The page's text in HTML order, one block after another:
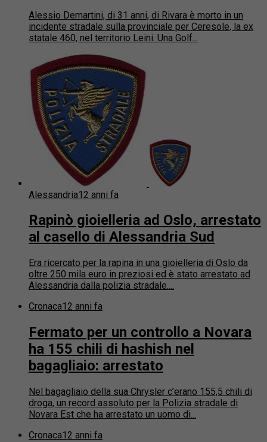
Alessio Demartini, di 31 anni, di Rivara è morto in un
incidente stradale sulla provinciale per Ceresole, la ex
statale 460, nel territorio Leini. Una Golf...
Alessandria12 anni fa
Rapinò gioielleria ad Oslo, arrestato
al casello di Alessandria Sud
Era ricercato per la rapina in una gioielleria di Oslo da
oltre 250 mila euro in preziosi ed è stato arrestato ad
Alessandria dalla polizia stradale....
Cronaca12 anni fa
Fermato per un controllo a Novara
ha 155 chili di hashish nel
bagagliaio: arrestato
Nel bagagliaio della sua Chrysler c’erano 155,5 chili di
droga, un record assoluto per la Polizia stradale di
Novara Est che ha arrestato un uomo di...
Cronaca12 anni fa